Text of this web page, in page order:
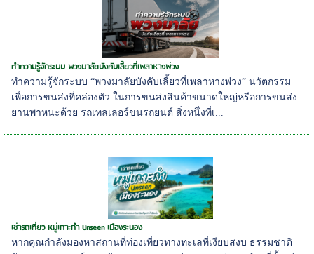
ทำความรู้จักระบบ พวงมาลัยบังคับเลี้ยวที่เพลาหางพ่วง
ทำความรู้จักระบบ “พวงมาลัยบังคับเลี้ยวที่เพลาหางพ่วง” นวัตกรรม
เพื่อการขนส่งที่คล่องตัว ในการขนส่งสินค้าขนาดใหญ่หรือการขนส่ง
ยานพาหนะด้วย รถเทลเลอร์ขนรถยนต์ สิ่งหนึ่งที่เ...
เช่ารถเที่ยว หมู่เกาะกำ Unseen เมืองระนอง
หากคุณกำลังมองหาสถานที่ท่องเที่ยวทางทะเลที่เงียบสงบ ธรรมชาติ